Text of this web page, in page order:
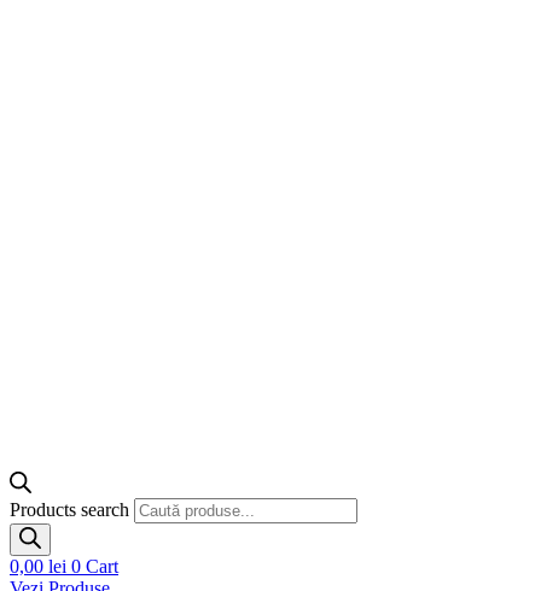
Products search
0,00 lei 0 Cart